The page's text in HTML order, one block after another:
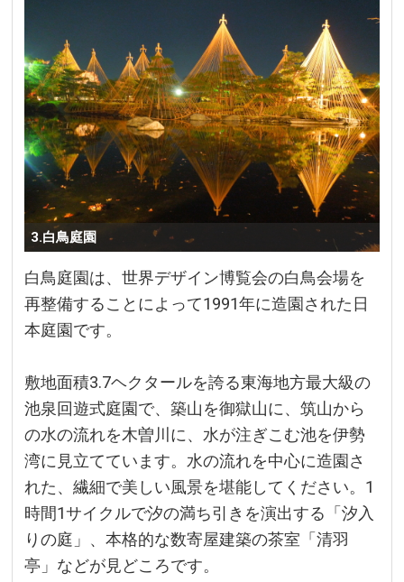
3.白鳥庭園
白鳥庭園は、世界デザイン博覧会の白鳥会場を
再整備することによって1991年に造園された日
本庭園です。
敷地面積3.7ヘクタールを誇る東海地方最大級の
池泉回遊式庭園で、築山を御獄山に、筑山から
の水の流れを木曽川に、水が注ぎこむ池を伊勢
湾に見立てています。水の流れを中心に造園さ
れた、繊細で美しい風景を堪能してください。1
時間1サイクルで汐の満ち引きを演出する「汐入
りの庭」、本格的な数寄屋建築の茶室「清羽
亭」などが見どころです。